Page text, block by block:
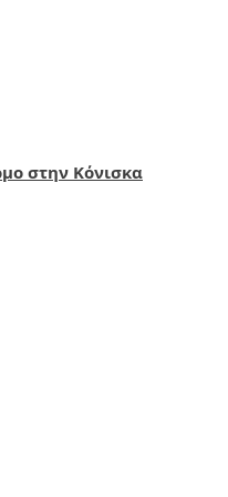
στην Κόνισκα